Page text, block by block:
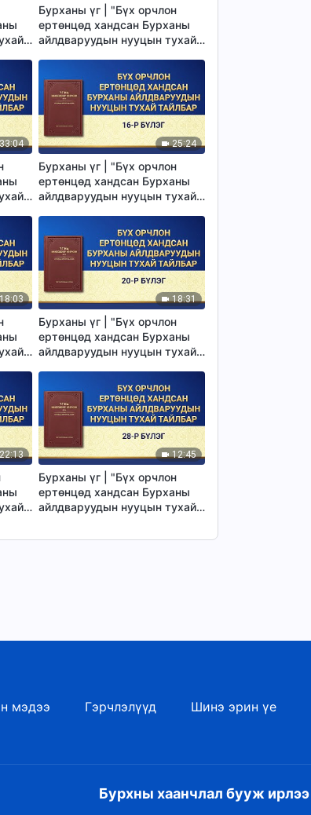
Бурханы үг | "Бүх орчлон
ертөнцөд хандсан Бурханы
айлдваруудын нууцын тухай
33:04 25:24
Бурханы үг | "Бүх орчлон
ертөнцөд хандсан Бурханы
айлдваруудын нууцын тухай
18:03 18:31
Бурханы үг | "Бүх орчлон
ертөнцөд хандсан Бурханы
айлдваруудын нууцын тухай
22:13 12:45
Бурханы үг | "Бүх орчлон
ертөнцөд хандсан Бурханы
айлдваруудын нууцын тухай
мэдээ Гэрчлэлүүд Шинэ эрин үе
Бурхны хаанчлал бууж ирлээ